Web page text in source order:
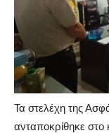
Τα στελέχη της
ανταποκρίθηκε στο